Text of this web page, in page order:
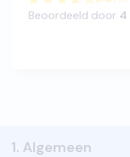
Beoordeeld door 4
1. Algemeen